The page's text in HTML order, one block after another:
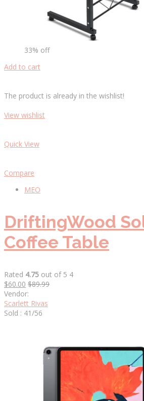
33% off
Add to cart
The product is already in the wishlist!
View wishlist
Quick View
Compare
MEO
DriftingWood
Coffee Table
Rated 4.75 out of 5 4
$60.00 $89.99
Vendor:
Scarlett Rivas
Sold : 41/56